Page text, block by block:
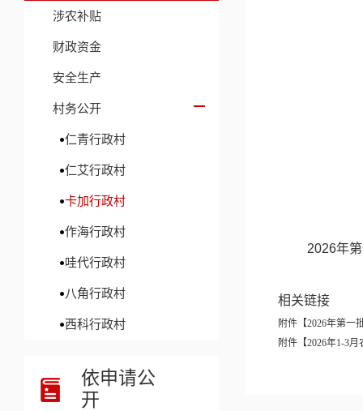
涉农补贴
财政资金
安全生产
村务公开
仁青行政村
仁艾行政村
卡加行政村
作海行政村
哇代行政村
八角行政村
西科行政村
依申请公
开
2026年
相关链接
附件【2026年第一
附件【2026年1-3